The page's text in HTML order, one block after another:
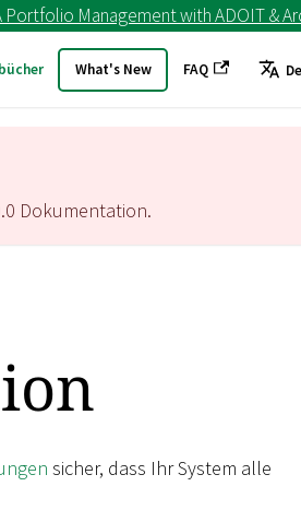
Portfolio Management with ADOIT &
What's New FAQ
Dokumentation.
sicher, dass Ihr System alle